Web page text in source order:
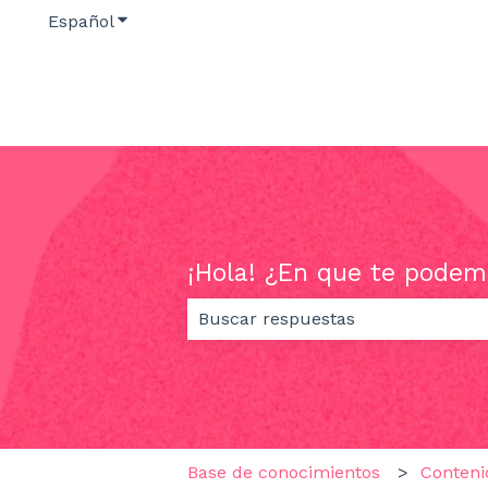
EspañolTraducciones de Mostrar submenú de
¡Hola! ¿En que te
No hay sugerencias porque el
Base de conocimientos